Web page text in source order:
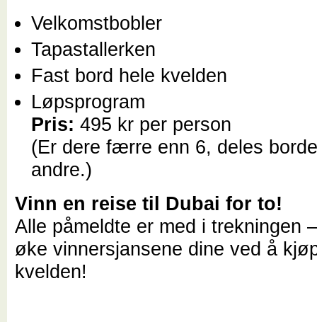
Velkomstbobler
Tapastallerken
Fast bord hele kvelden
Løpsprogram
Pris: 495 kr per person
(Er dere færre enn 6, deles
andre.)
Vinn en reise til Dubai for to!
Alle påmeldte er med i trekningen
øke vinnersjansene dine ved å
kvelden!